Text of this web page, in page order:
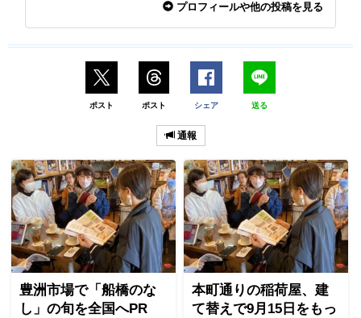
プロフィールや他の投稿を見る
ポスト ポスト シェア 送る
通報
豊洲市場で「船橋のな
し」の旬を全国へPR
本町通りの稲荷屋、建
て替えで9月15日をもっ